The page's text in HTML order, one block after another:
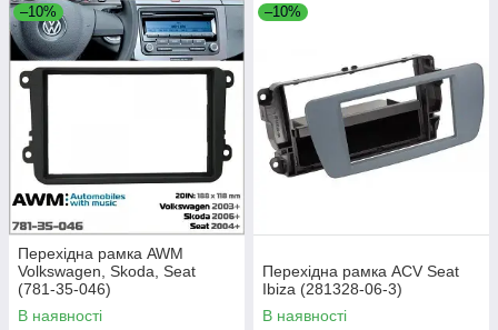
–10%
Перехідна рамка AWM
Volkswagen, Skoda, Seat
(781-35-046)
В наявності
–10%
Перехідна рамка ACV Seat
Ibiza (281328-06-3)
В наявності